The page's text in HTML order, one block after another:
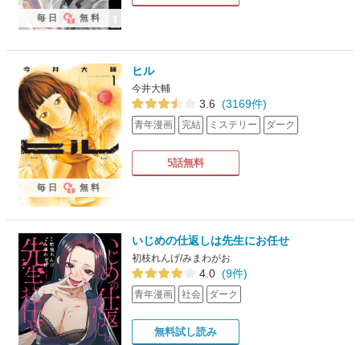
毎日 無料
ヒル
今井大輔
3.6 (3169件)
青年漫画 完結 ミステリー ダーク
5話無料
毎日 無料
いじめの仕返しは先生にお任せ
初枝れんげ/みまわがお
4.0 (9件)
青年漫画 社会 ダーク
無料試し読み